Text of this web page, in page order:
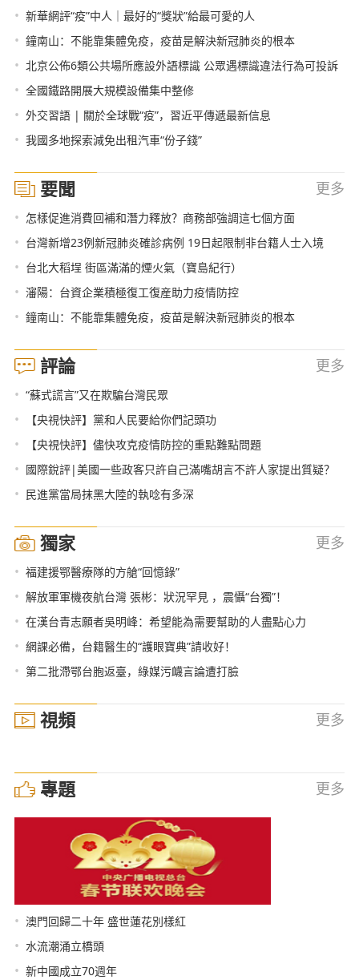
• 新華網評“疫”中人｜最好的“獎狀”給最可愛的人
• 鐘南山：不能靠集體免疫，疫苗是解決新冠肺炎的根本
• 北京公佈6類公共場所應設外語標識 公眾遇標識違法行為可投訴
• 全國鐵路開展大規模設備集中整修
• 外交習語 | 關於全球戰“疫”，習近平傳遞最新信息
• 我國多地探索減免出租汽車“份子錢”
要聞 更多
• 怎樣促進消費回補和潛力釋放？商務部強調這七個方面
• 台灣新增23例新冠肺炎確診病例 19日起限制非台籍人士入境
• 台北大稻埕 街區滿滿的煙火氣（寶島紀行）
• 瀋陽：台資企業積極復工復産助力疫情防控
• 鐘南山：不能靠集體免疫，疫苗是解決新冠肺炎的根本
評論 更多
• “蘇式謊言”又在欺騙台灣民眾
• 【央視快評】黨和人民要給你們記頭功
• 【央視快評】儘快攻克疫情防控的重點難點問題
• 國際銳評|美國一些政客只許自己滿嘴胡言不許人家提出質疑？
• 民進黨當局抹黑大陸的執唸有多深
獨家 更多
• 福建援鄂醫療隊的方艙“回憶錄”
• 解放軍軍機夜航台灣 張彬：狀況罕見 ，震懾“台獨”！
• 在漢台青志願者吳明峰：希望能為需要幫助的人盡點心力
• 網課必備，台籍醫生的“護眼寶典”請收好！
• 第二批滯鄂台胞返臺，綠媒污衊言論遭打臉
視頻 更多
專題 更多
• 澳門回歸二十年 盛世蓮花別樣紅
• 水流潮涌立橋頭
• 新中國成立70週年